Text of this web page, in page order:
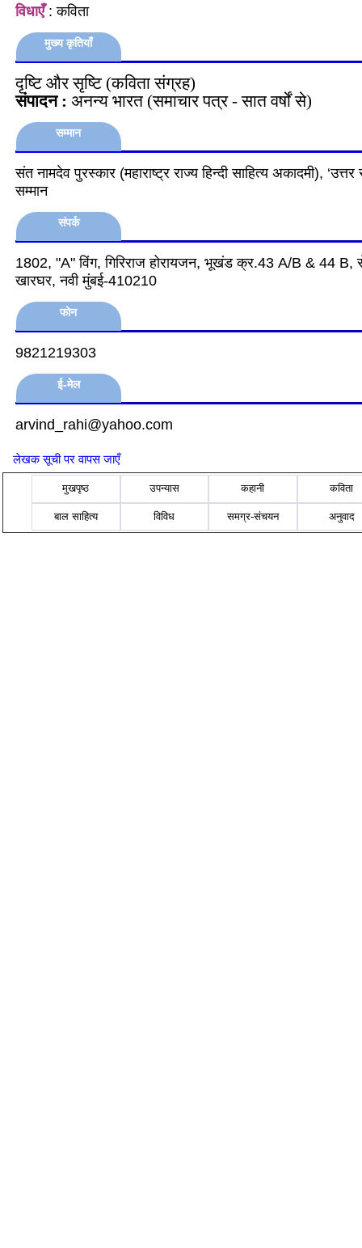
विधाएँ: कविता
मुख्य कृतियाँ
दृष्टि और सृष्टि (कविता संग्रह)
संपादन : अनन्य भारत (समाचार पत्र - सात वर्षों से)
सम्मान
संत नामदेव पुरस्कार (महाराष्ट्र राज्य हिन्दी साहित्य अकादमी), ‘उत्तर
सम्मान
संपर्क
1802, "A" विंग, गिरिराज होरायजन, भूखंड क्र.43 A/B & 44 B,
खारघर, नवी मुंबई-410210
फोन
9821219303
ई-मेल
arvind_rahi@yahoo.com
लेखक सूची पर वापस जाएँ
मुखपृष्ठ उपन्यास कहानी कविता
बाल साहित्य विविध समग्र-संचयन अनुवाद